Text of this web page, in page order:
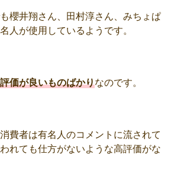
櫻井翔さん、田村淳さん、みちょぱ
人が使用しているようです。
価が良いものばかりなのです。
費者は有名人のコメントに流されて
れても仕方がないような高評価がな